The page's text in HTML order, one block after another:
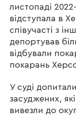
листопаді
відступала в
співучасті з
депортував
відбували
покарань
У суді
засуджених,
вивезли до